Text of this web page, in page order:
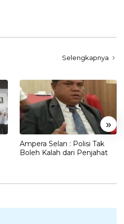
Selengkapnya
»
Ampera Selan : Polisi Tak
Boleh Kalah dari Penjahat